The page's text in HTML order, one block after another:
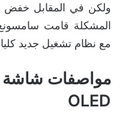
ولكن في المقابل خفض
المشكلة قامت سامسونغ
مع نظام تشغيل جديد
OLED